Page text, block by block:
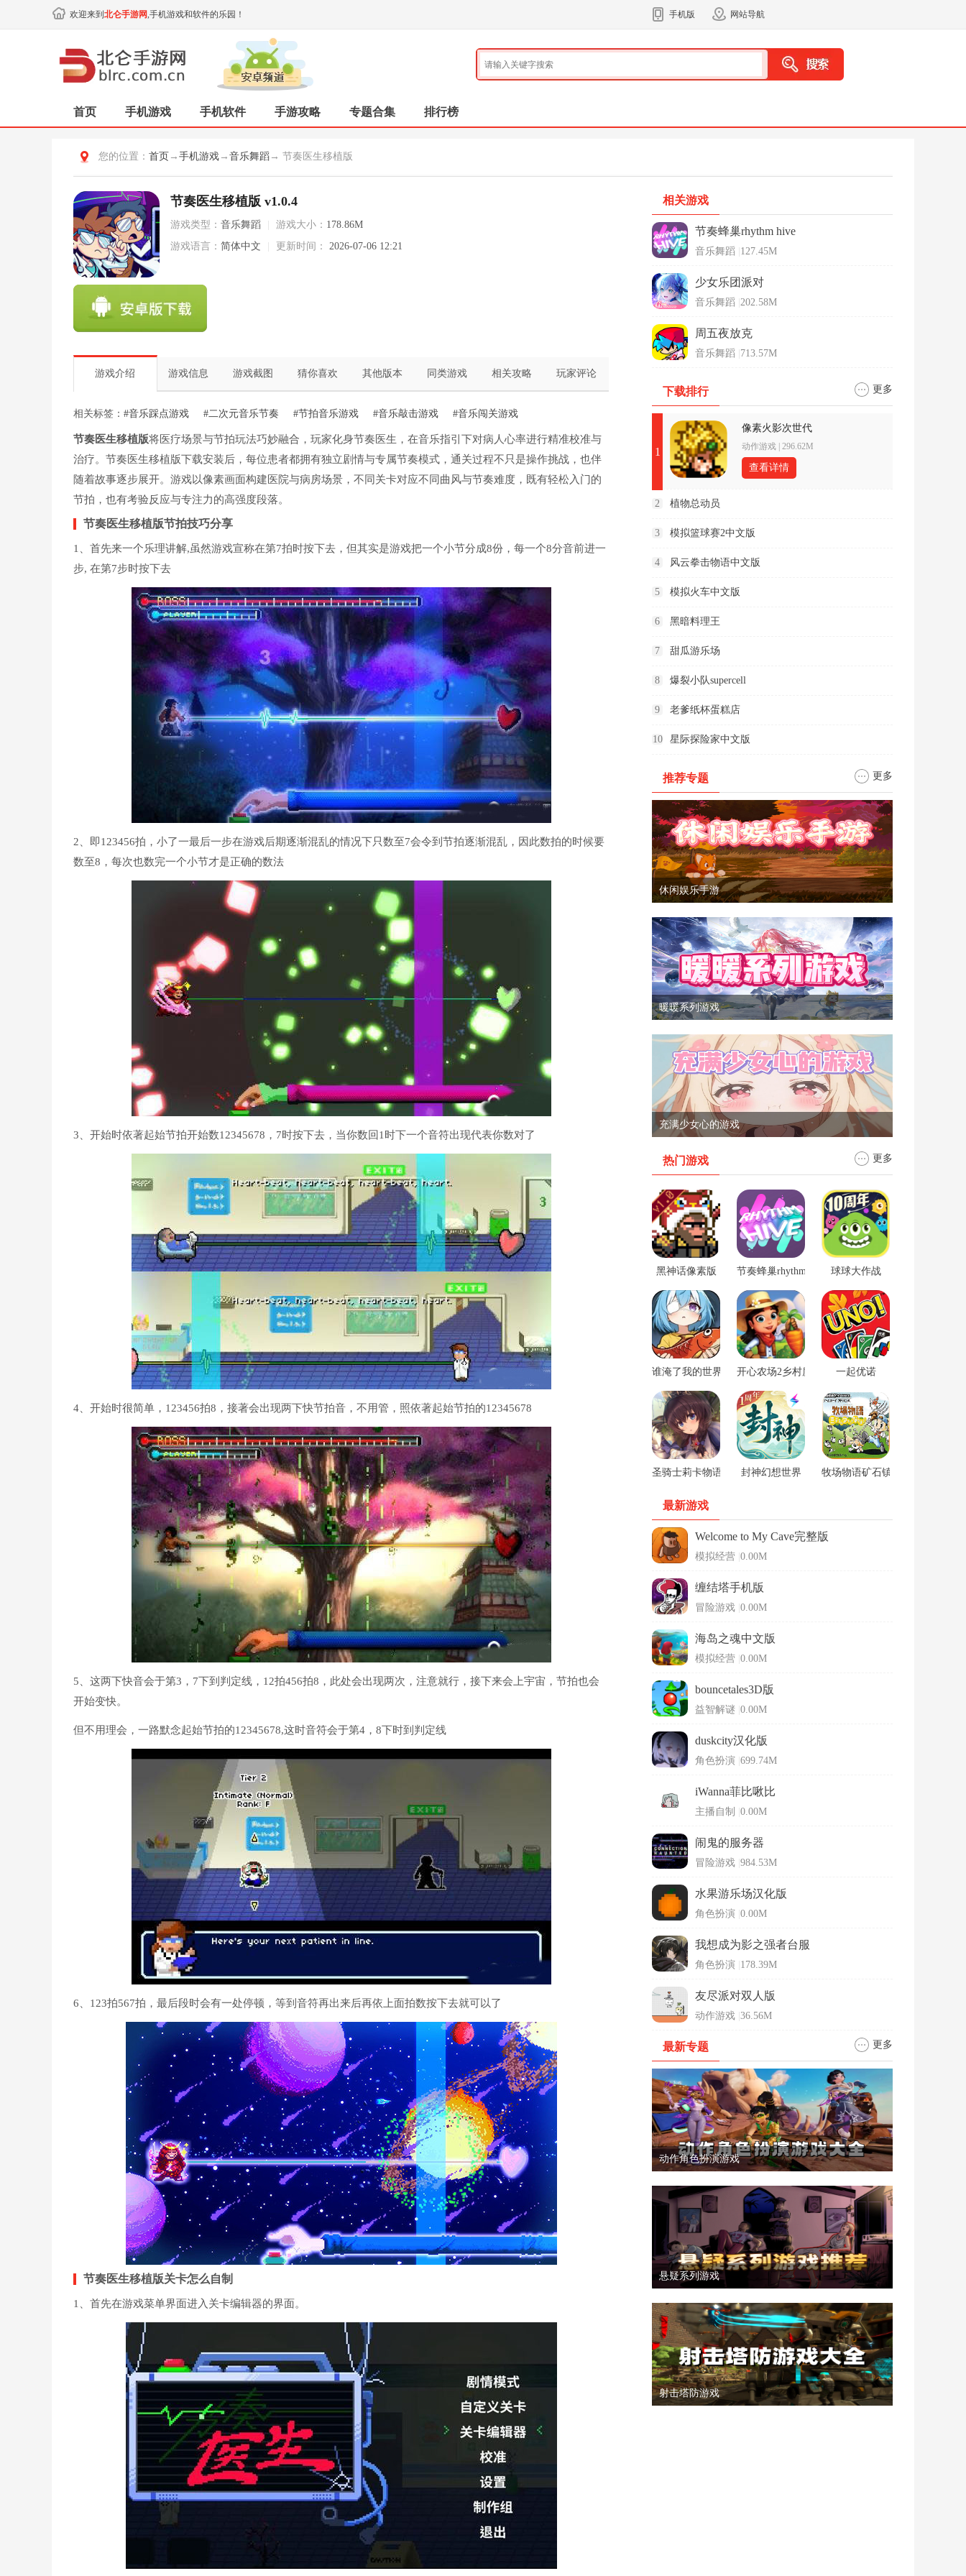
欢迎来到 北仑手游网,手机游戏和软件的乐园！ 手机版 网站导航
首页 手机游戏 手机软件 手游攻略 专题合集 排行榜
您的位置： 首页 → 手机游戏 → 音乐舞蹈 → 节奏医生移植版
节奏医生移植版 v1.0.4
游戏类型： 音乐舞蹈 游戏大小： 178.86M
游戏语言： 简体中文 更新时间： 2026-07-06 12:21
游戏介绍 游戏信息 游戏截图 猜你喜欢 其他版本 同类游戏 相关攻略 玩家评论
相关标签： #音乐踩点游戏 #二次元音乐节奏 #节拍音乐游戏 #音乐敲击游戏 #音乐闯关游戏
节奏医生移植版将医疗场景与节拍玩法巧妙融合，玩家化身节奏医生，在音乐指引下对病人心率进行精准校准与
治疗。节奏医生移植版下载安装后，每位患者都拥有独立剧情与专属节奏模式，通关过程不只是操作挑战，也伴
随着故事逐步展开。游戏以像素画面构建医院与病房场景，不同关卡对应不同曲风与节奏难度，既有轻松入门的
节拍，也有考验反应与专注力的高强度段落。
节奏医生移植版节拍技巧分享
1、首先来一个乐理讲解,虽然游戏宣称在第7拍时按下去，但其实是游戏把一个小节分成8份，每一个8分音前进一
步, 在第7步时按下去
2、即123456拍，小了一最后一步在游戏后期逐渐混乱的情况下只数至7会令到节拍逐渐混乱，因此数拍的时候要
数至8，每次也数完一个小节才是正确的数法
3、开始时依著起始节拍开始数12345678，7时按下去，当你数回1时下一个音符出现代表你数对了
4、开始时很简单，123456拍8，接著会出现两下快节拍音，不用管，照依著起始节拍的12345678
5、这两下快音会于第3，7下到判定线，12拍456拍8，此处会出现两次，注意就行，接下来会上宇宙，节拍也会
开始变快。
但不用理会，一路默念起始节拍的12345678,这时音符会于第4，8下时到判定线
6、123拍567拍，最后段时会有一处停顿，等到音符再出来后再依上面拍数按下去就可以了
节奏医生移植版关卡怎么自制
1、首先在游戏菜单界面进入关卡编辑器的界面。
相关游戏
节奏蜂巢rhythm hive
音乐舞蹈 127.45M
少女乐团派对
音乐舞蹈 202.58M
周五夜放克
音乐舞蹈 713.57M
下载排行 更多
1
像素火影次世代
动作游戏 296.62M
查看详情
2 植物总动员
3 模拟篮球赛2中文版
4 风云拳击物语中文版
5 模拟火车中文版
6 黑暗料理王
7 甜瓜游乐场
8 爆裂小队supercell
9 老爹纸杯蛋糕店
10 星际探险家中文版
推荐专题 更多
休闲娱乐手游
暖暖系列游戏
充满少女心的游戏
热门游戏 更多
黑神话像素版 节奏蜂巢rhythm hive 球球大作战
谁淹了我的世界游戏开心农场2乡村度假中文版一起优诺
圣骑士莉卡物语安卓手游封神幻想世界 牧场物语矿石镇的伙伴们男孩版
最新游戏
Welcome to My Cave完整版
模拟经营 0.00M
缠结塔手机版
冒险游戏 0.00M
海岛之魂中文版
模拟经营 0.00M
bouncetales3D版
益智解谜 0.00M
duskcity汉化版
角色扮演 699.74M
iWanna菲比啾比
主播自制 0.00M
闹鬼的服务器
冒险游戏 984.53M
水果游乐场汉化版
角色扮演 0.00M
我想成为影之强者台服
角色扮演 178.39M
友尽派对双人版
动作游戏 36.56M
最新专题 更多
动作角色扮演游戏
悬疑系列游戏
射击塔防游戏